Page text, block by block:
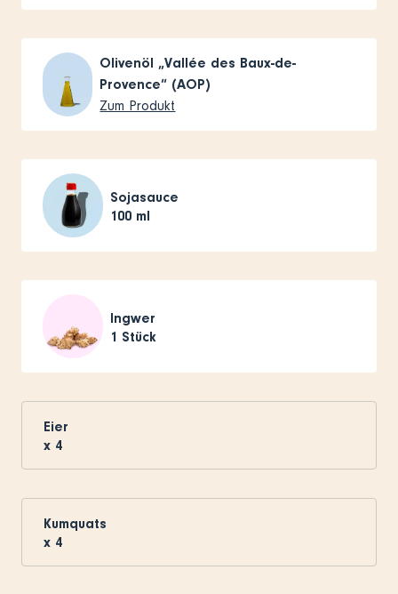
Olivenöl „Vallée des Baux-de-
Provence“ (AOP)
Zum Produkt
Sojasauce
100 ml
Ingwer
1 Stück
Eier
x 4
Kumquats
x 4